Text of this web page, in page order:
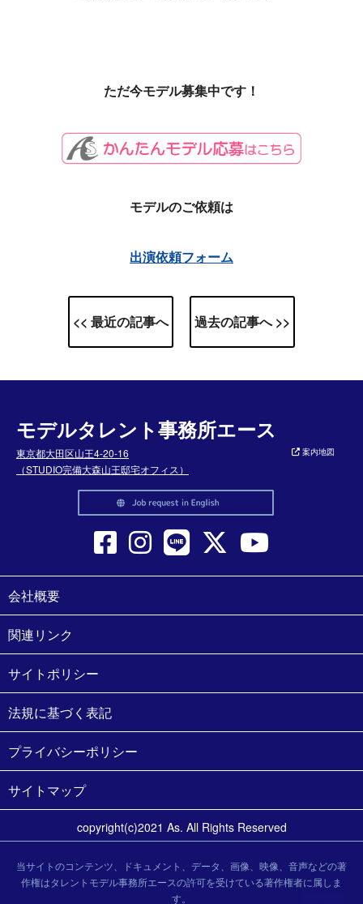
ただ今モデル募集中です！
モデルのご依頼は
出演依頼フォーム
<< 最近の記事へ 過去の記事へ >>
モデルタレント事務所エース
東京都大田区山王4-20-16
（STUDIO完備大森山王邸宅オフィス）
案内地図
会社概要
関連リンク
サイトポリシー
法規に基づく表記
プライバシーポリシー
サイトマップ
copyright(c)2021 As. All Rights Reserved
当サイトのコンテンツ、ドキュメント、データ、画像、映像、音声などの著
作権はタレントモデル事務所エースの許可を受けている著作権者に属しま
す。